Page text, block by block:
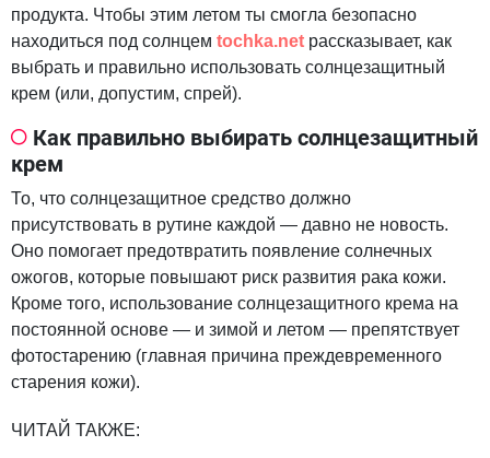
продукта. Чтобы этим летом ты смогла безопасно
находиться под солнцем tochka.net рассказывает, как
выбрать и правильно использовать солнцезащитный
крем (или, допустим, спрей).
Как правильно выбирать солнцезащитный
крем
То, что солнцезащитное средство должно
присутствовать в рутине каждой — давно не новость.
Оно помогает предотвратить появление солнечных
ожогов, которые повышают риск развития рака кожи.
Кроме того, использование солнцезащитного крема на
постоянной основе — и зимой и летом — препятствует
фотостарению (главная причина преждевременного
старения кожи).
ЧИТАЙ ТАКЖЕ: